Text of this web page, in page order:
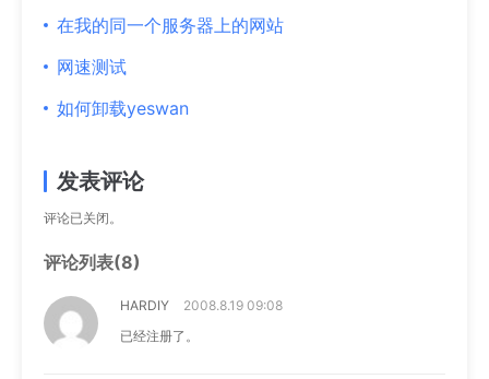
在我的同一个服务器上的网站
网速测试
如何卸载yeswan
发表评论
评论已关闭。
评论列表(8)
HARDIY
2008.8.19 09:08
已经注册了。